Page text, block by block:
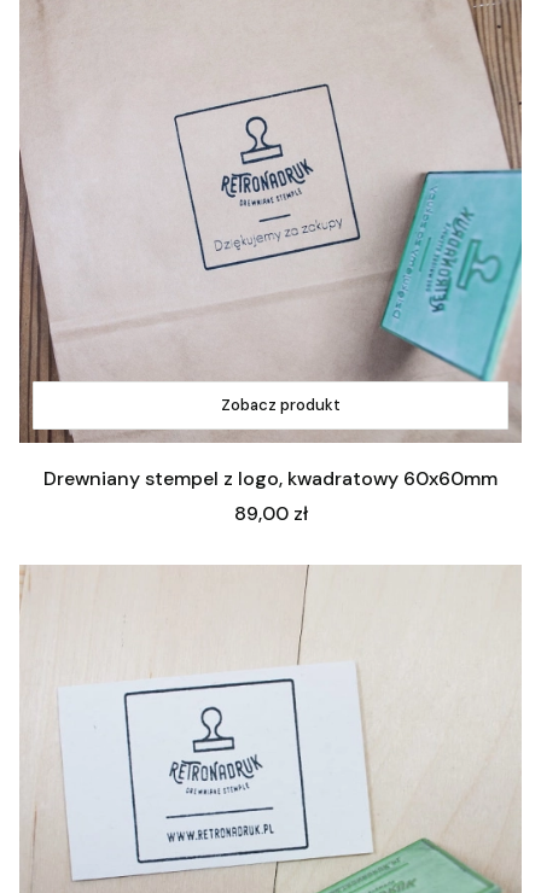
Zobacz produkt
Drewniany stempel z logo, kwadratowy 60x60mm
Cena
89,00 zł